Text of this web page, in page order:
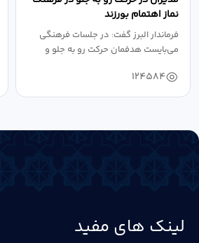
نماز اهتمام بورزند
فرماندار البرز گفت: در جلسات فرهنگی
می‌بایست هدفمان حرکت رو به جلو و
124584
لینک های مفید